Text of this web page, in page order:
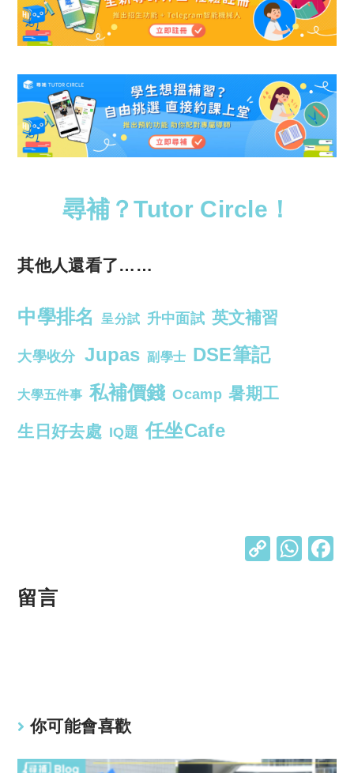
尋補？Tutor Circle！
其他人還看了……
中學排名 呈分試 升中面試 英文補習
大學收分 Jupas 副學士 DSE筆記
大學五件事 私補價錢 Ocamp 暑期工
生日好去處 IQ題 任坐Cafe
C W
留言
你可能會喜歡